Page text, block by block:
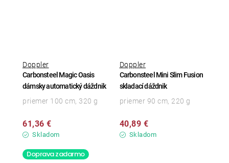
Carbonsteel Magic Oasis
dámsky automatický dáždnik
Doppler
Skladom
61,36 €
priemer 100 cm, 320 g
Carbonsteel Mini Slim Fusion
skladací dáždnik
Doppler
Skladom
40,89 €
priemer 90 cm, 220 g
Doprava zadarmo